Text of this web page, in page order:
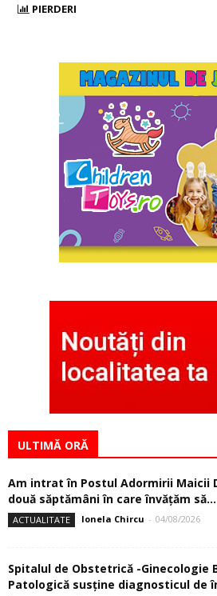
PIERDERI
ULTIMĂ ORĂ
Am intrat în Postul Adormirii Maicii
două săptămâni în care învăţăm să...
ACTUALITATE Ionela Chircu - 04/08/2026
Spitalul de Obstetrică -Ginecologie
Patologică susţine diagnosticul de